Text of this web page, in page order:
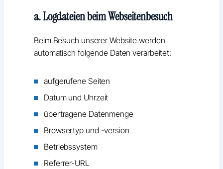
a. Logdateien beim Webseitenbesuch
Beim Besuch unserer Website werden
automatisch folgende Daten verarbeitet:
aufgerufene Seiten
Datum und Uhrzeit
übertragene Datenmenge
Browsertyp und -version
Betriebssystem
Referrer-URL